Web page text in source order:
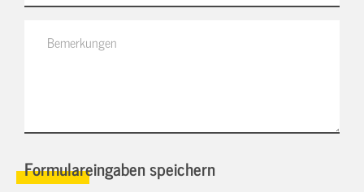
Formulareingaben speichern